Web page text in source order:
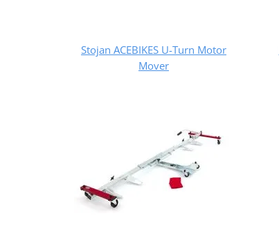
Stojan ACEBIKES U-Turn Motor
Mover